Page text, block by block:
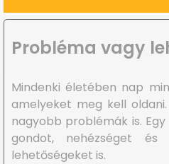
Probléma vagy
Mindenki életében nap
amelyeket meg kell
nagyobb problémák is.
gondot, nehézséget és
lehetőségeket is.